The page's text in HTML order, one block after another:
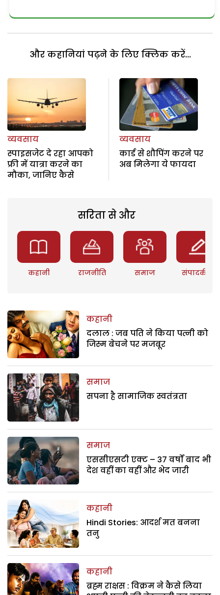
और कहानियां पढ़ने के लिए क्लिक करें...
व्यवसाय
स्पाइसजेट दे रहा आपको
फ्री में यात्रा करने का
मौका, जानिए कैसे
व्यवसाय
कार्ड से शौपिंग करने पर
अब मिलेगा ये फायदा
सरिता से और
कहानी राजनीति समाज संपादकीय
कहानी
दलाल : जब पति ने किया पत्नी को
जिस्म बेचने पर मजबूर
समाज
सपना है सामाजिक स्वतंत्रता
समाज
एससीएसटी एक्ट – 37 वर्षों बाद भी
देश वहीं का वहीं और भेद जारी
कहानी
Hindi Stories: आदर्श मत बनना
तनु
कहानी
ब्रह्म राक्षस : विक्रम ने कैसे लिया